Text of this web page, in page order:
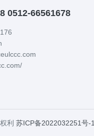
0512-66561678
利 苏ICP备2022032251号-1